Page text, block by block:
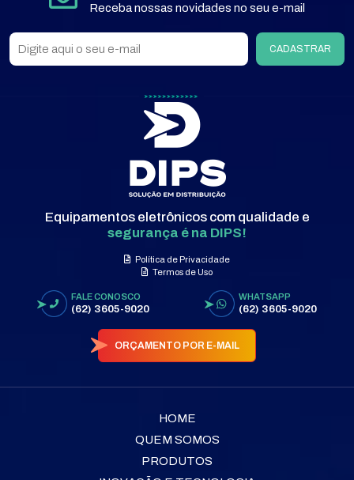
Receba nossas novidades no seu e-mail
CADASTRAR
Equipamentos eletrônicos com qualidade e
segurança é na DIPS!
Política de Privacidade
Termos de Uso
FALE CONOSCO
(62) 3605-9020
WHATSAPP
(62) 3605-9020
ORÇAMENTO POR E-MAIL
HOME
QUEM SOMOS
PRODUTOS